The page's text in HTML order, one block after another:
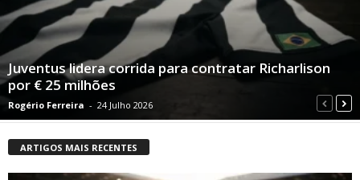
Juventus lidera corrida para contratar Richarlison
por € 25 milhões
Rogério Ferreira - 24 Julho 2026
ARTIGOS MAIS RECENTES